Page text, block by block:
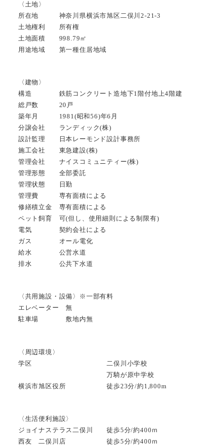
〈土地〉
所在地 神奈川県横浜市旭区二俣川2-21-3
土地権利 所有権
土地面積 998.79㎡
用途地域 第一種住居地域
〈建物〉
構造 鉄筋コンクリート造地下1階付地上4階建
総戸数 20戸
築年月 1981(昭和56)年6月
分譲会社 ランディック(株)
設計監理 日本レーモンド設計事務所
施工会社 東急建設(株)
管理会社 ナイスコミュニティー(株)
管理形態 全部委託
管理状態 日勤
管理費 専有面積による
修繕積立金 専有面積による
ペット飼育 可(但し、使用細則による制限有)
電気 契約会社による
ガス オール電化
給水 公営水道
排水 公共下水道
〈共用施設・設備〉※一部有料
エレベーター 無
駐車場 敷地内無
〈周辺環境〉
学区 二俣川小学校
万騎が原中学校
横浜市旭区役所 徒歩23分/約1,800m
〈生活便利施設〉
ジョイナステラス二俣川 徒歩5分/約400ｍ
西友 二俣川店 徒歩5分/約400ｍ